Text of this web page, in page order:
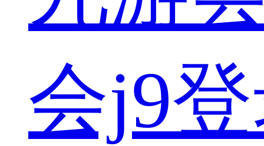
会j9